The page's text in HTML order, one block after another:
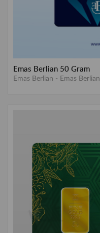
Emas Berlian 50 Gram
Emas Berlian - Emas Berlian